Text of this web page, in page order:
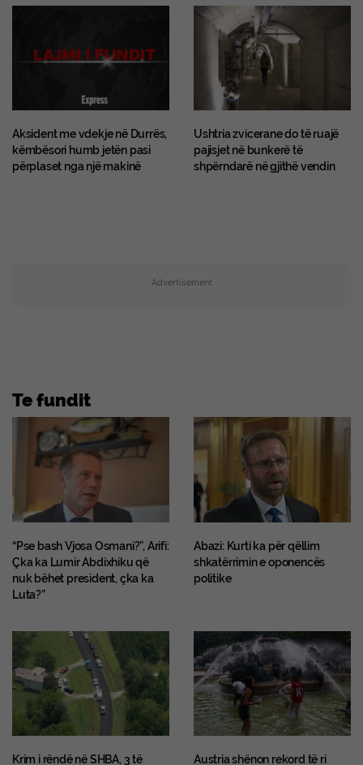
Aksident me vdekje në Durrës,
këmbësori humb jetën pasi
përplaset nga një makinë
Ushtria zvicerane do të ruajë
pajisjet në bunkerë të
shpërndarë në gjithë vendin
Advertisement
Te fundit
“Pse bash Vjosa Osmani?”, Arifi:
Çka ka Lumir Abdixhiku që
nuk bëhet president, çka ka
Luta?”
Abazi: Kurti ka për qëllim
shkatërrimin e oponencës
politike
Krim i rëndë në SHBA, 3 të
Austria shënon rekord të ri